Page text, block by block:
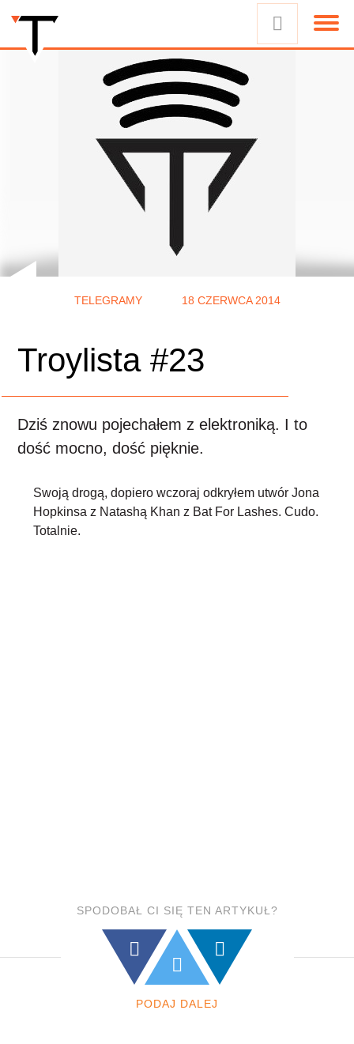
TELEGRAMY 18 CZERWCA 2014
Troylista #23
Dziś znowu pojechałem z elektroniką. I to
dość mocno, dość pięknie.
Swoją drogą, dopiero wczoraj odkryłem utwór Jona
Hopkinsa z Natashą Khan z Bat For Lashes. Cudo.
Totalnie.
SPODOBAŁ CI SIĘ TEN ARTYKUŁ?
PODAJ DALEJ